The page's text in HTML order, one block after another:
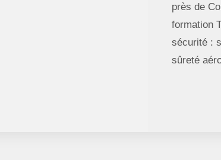
près de
formation
sécurité :
sûreté